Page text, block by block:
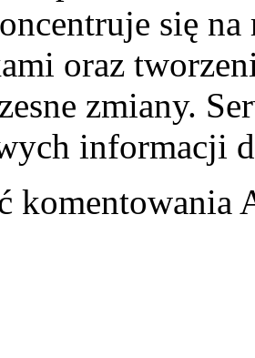
się
oraz
zmiany.
informacji
komentowania